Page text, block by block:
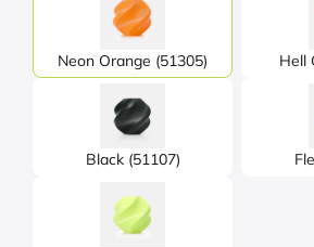
Neon Orange (51305) Hell
Black (51107)